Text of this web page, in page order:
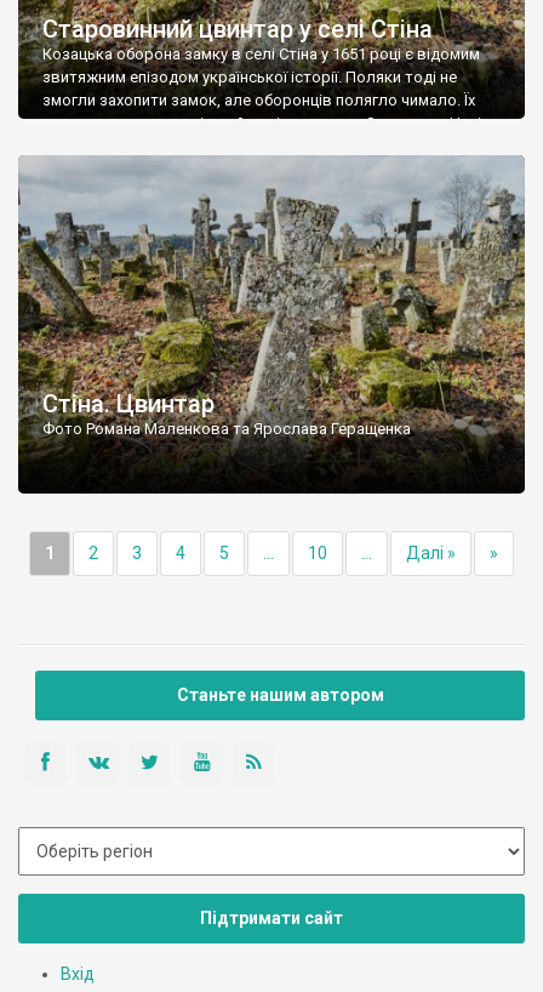
Старовинний цвинтар у селі Стіна
Козацька оборона замку в селі Стіна у 1651 році є відомим
звитяжним епізодом української історії. Поляки тоді не
змогли захопити замок, але оборонців полягло чимало. Їх
поховали на цвинтарі, який тоді називався Замковим. Нині на
ньому чимало хрестів 19 століття, є такі, де епітафії стер […]
Стіна. Цвинтар
Фото Романа Маленкова та Ярослава Геращенка
1 2 3 4 5 10 Далі » »
Станьте нашим автором
Підтримати сайт
Вхід